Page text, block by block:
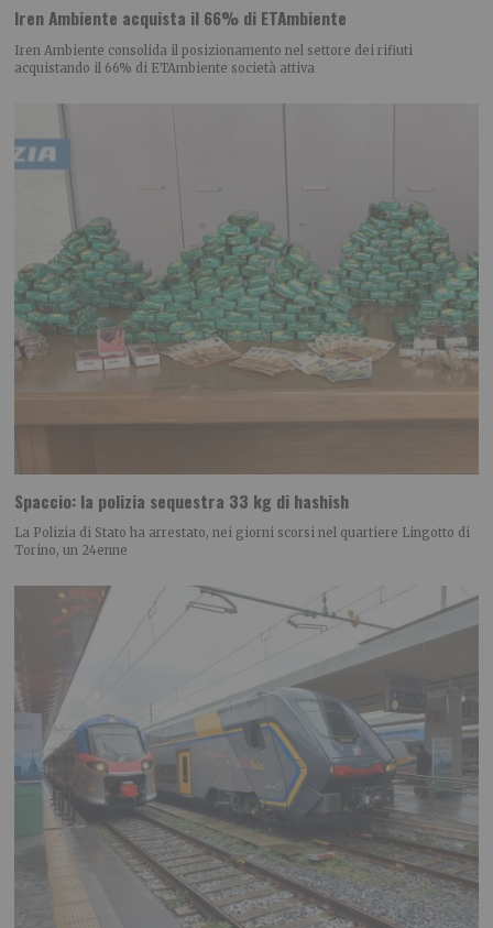
Iren Ambiente acquista il 66% di ETAmbiente
Iren Ambiente consolida il posizionamento nel settore dei rifiuti
acquistando il 66% di ETAmbiente società attiva
Spaccio: la polizia sequestra 33 kg di hashish
La Polizia di Stato ha arrestato, nei giorni scorsi nel quartiere Lingotto di
Torino, un 24enne